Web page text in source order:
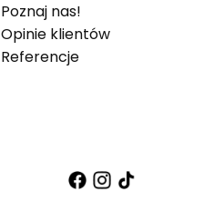
Poznaj nas!
Opinie klientów
Referencje